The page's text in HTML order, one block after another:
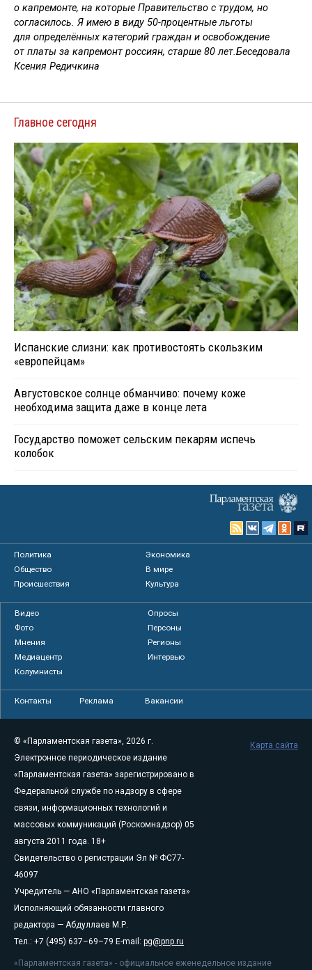
о капремонте, на которые Правительство с трудом, но
согласилось. Я имею в виду 50-процентные льготы
для определённых категорий граждан и освобождение
от платы за капремонт россиян, старше 80 лет.Беседовала
Ксения Редичкина
Главное сегодня
Испанские слизни: как противостоять скользким
«европейцам»
Августовское солнце обманчиво: почему коже
необходима защита даже в конце лета
Государство поможет сельским пекарям испечь
колобок
Политика
Экономика
Общество
В мире
Происшествия
Культура
Видео
Опросы
Фото
Персоны
Мнения
Регионы
Медиацентр
Интервью
Колумнисты
Контакты Реклама Вакансии
© «Парламентская газета», 2026 г.
Электронное периодическое издание
«Парламентская газета» зарегистрировано в
Федеральной службе по надзору в сфере
связи, информационных технологий и
массовых коммуникаций (Роскомнадзор) 05
августа 2011 года. 18+
Свидетельство о регистрации Эл № ФС77-
46097
Учредитель — АНО «Парламентская газета»
Исполняющий обязанности главного
редактора — Абдуллаев М.Р.
Тел.: +7 (495) 637–69–79 E-mail: pg@pnp.ru
«Парламентская газета» - официальное еженедельное издание
Карта сайта